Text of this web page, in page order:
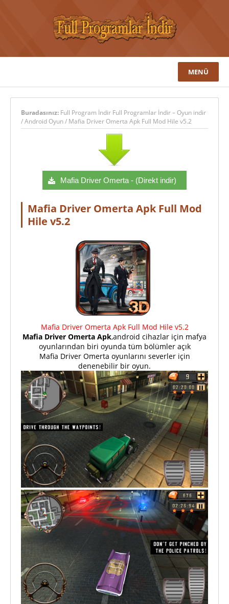
MENÜ
Buradasınız: Full Program İndir Full Programlar İndir – Oyun indir
/Android Oyun/ Mafia Driver Omerta Apk Full Mod Hile v5.2
Mafia Driver Omerta - (Direkt indir)
Mafia Driver Omerta Apk Full Mod
Hile v5.2
Mafia Driver Omerta Apk Full Mod Hile v5.2
Mafia Driver Omerta Apk,android cihazlar için mafya
oyunlarından biri oyunda tüm bölümler açık
Mafia Driver Omerta oyunlarını severler için
denenebilir bir oyun.